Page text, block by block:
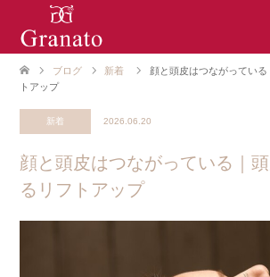
ブログ 新着
顔と頭皮はつながってい
トアップ
新着 2026.06.20
顔と頭皮はつながっている｜
るリフトアップ